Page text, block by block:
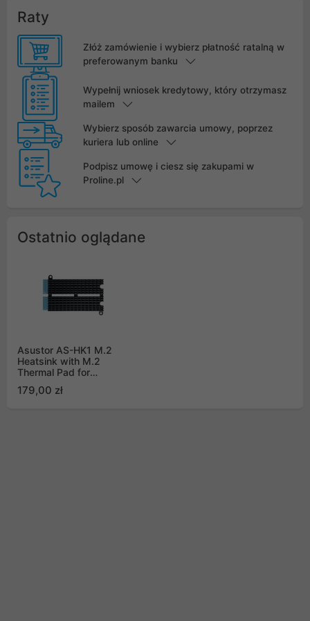
Raty
Złóż zamówienie i wybierz płatność ratalną w
preferowanym banku
Wypełnij wniosek kredytowy, który otrzymasz
mailem
Wybierz sposób zawarcia umowy, poprzez
kuriera lub online
Podpisz umowę i ciesz się zakupami w
Proline.pl
Ostatnio oglądane
Asustor AS-HK1 M.2
Heatsink with M.2
Thermal Pad for
179,00 zł